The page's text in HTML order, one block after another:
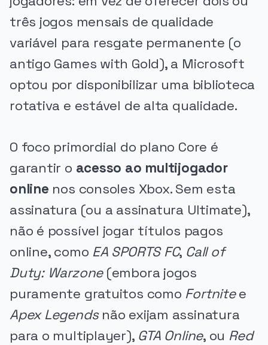
três jogos mensais de qualidade
variável para resgate permanente (o
antigo Games with Gold), a Microsoft
optou por disponibilizar uma biblioteca
rotativa e estável de alta qualidade.
O foco primordial do plano Core é
garantir o acesso ao multijogador
online nos consoles Xbox. Sem esta
assinatura (ou a assinatura Ultimate),
não é possível jogar títulos pagos
online, como EA SPORTS FC, Call of
Duty: Warzone(embora jogos
puramente gratuitos como Fortnitee
Apex Legendsnão exijam assinatura
para o multiplayer), GTA Online, ou Red